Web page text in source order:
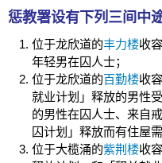
惩教署设有下列三间中
位于龙欣道的丰力楼收
年轻男在囚人士；
位于龙欣道的百勤楼收
就业计划」释放的男性
的男性在囚人士、来自
囚计划」释放而有住屋
位于大榄涌的紫荆楼收